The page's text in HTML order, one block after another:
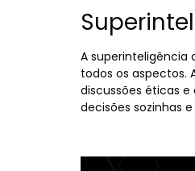
A superinteligência
todos os aspectos.
discussões éticas
decisões sozinhas